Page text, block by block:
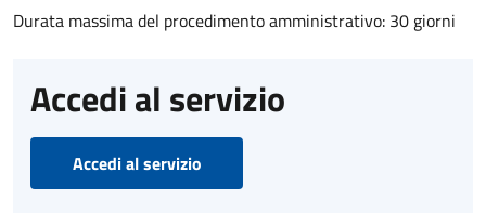
Durata massima del procedimento amministrativo: 30 giorni
Accedi al servizio
Accedi al servizio